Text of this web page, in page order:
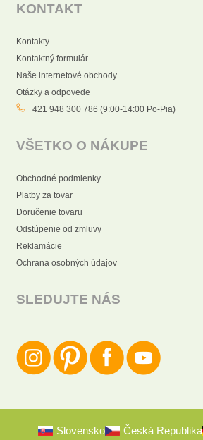
KONTAKT
Kontakty
Kontaktný formulár
Naše internetové obchody
Otázky a odpovede
+421 948 300 786 (9:00-14:00 Po-Pia)
VŠETKO O NÁKUPE
Obchodné podmienky
Platby za tovar
Doručenie tovaru
Odstúpenie od zmluvy
Reklamácie
Ochrana osobných údajov
SLEDUJTE NÁS
Slovensko Česká Republika